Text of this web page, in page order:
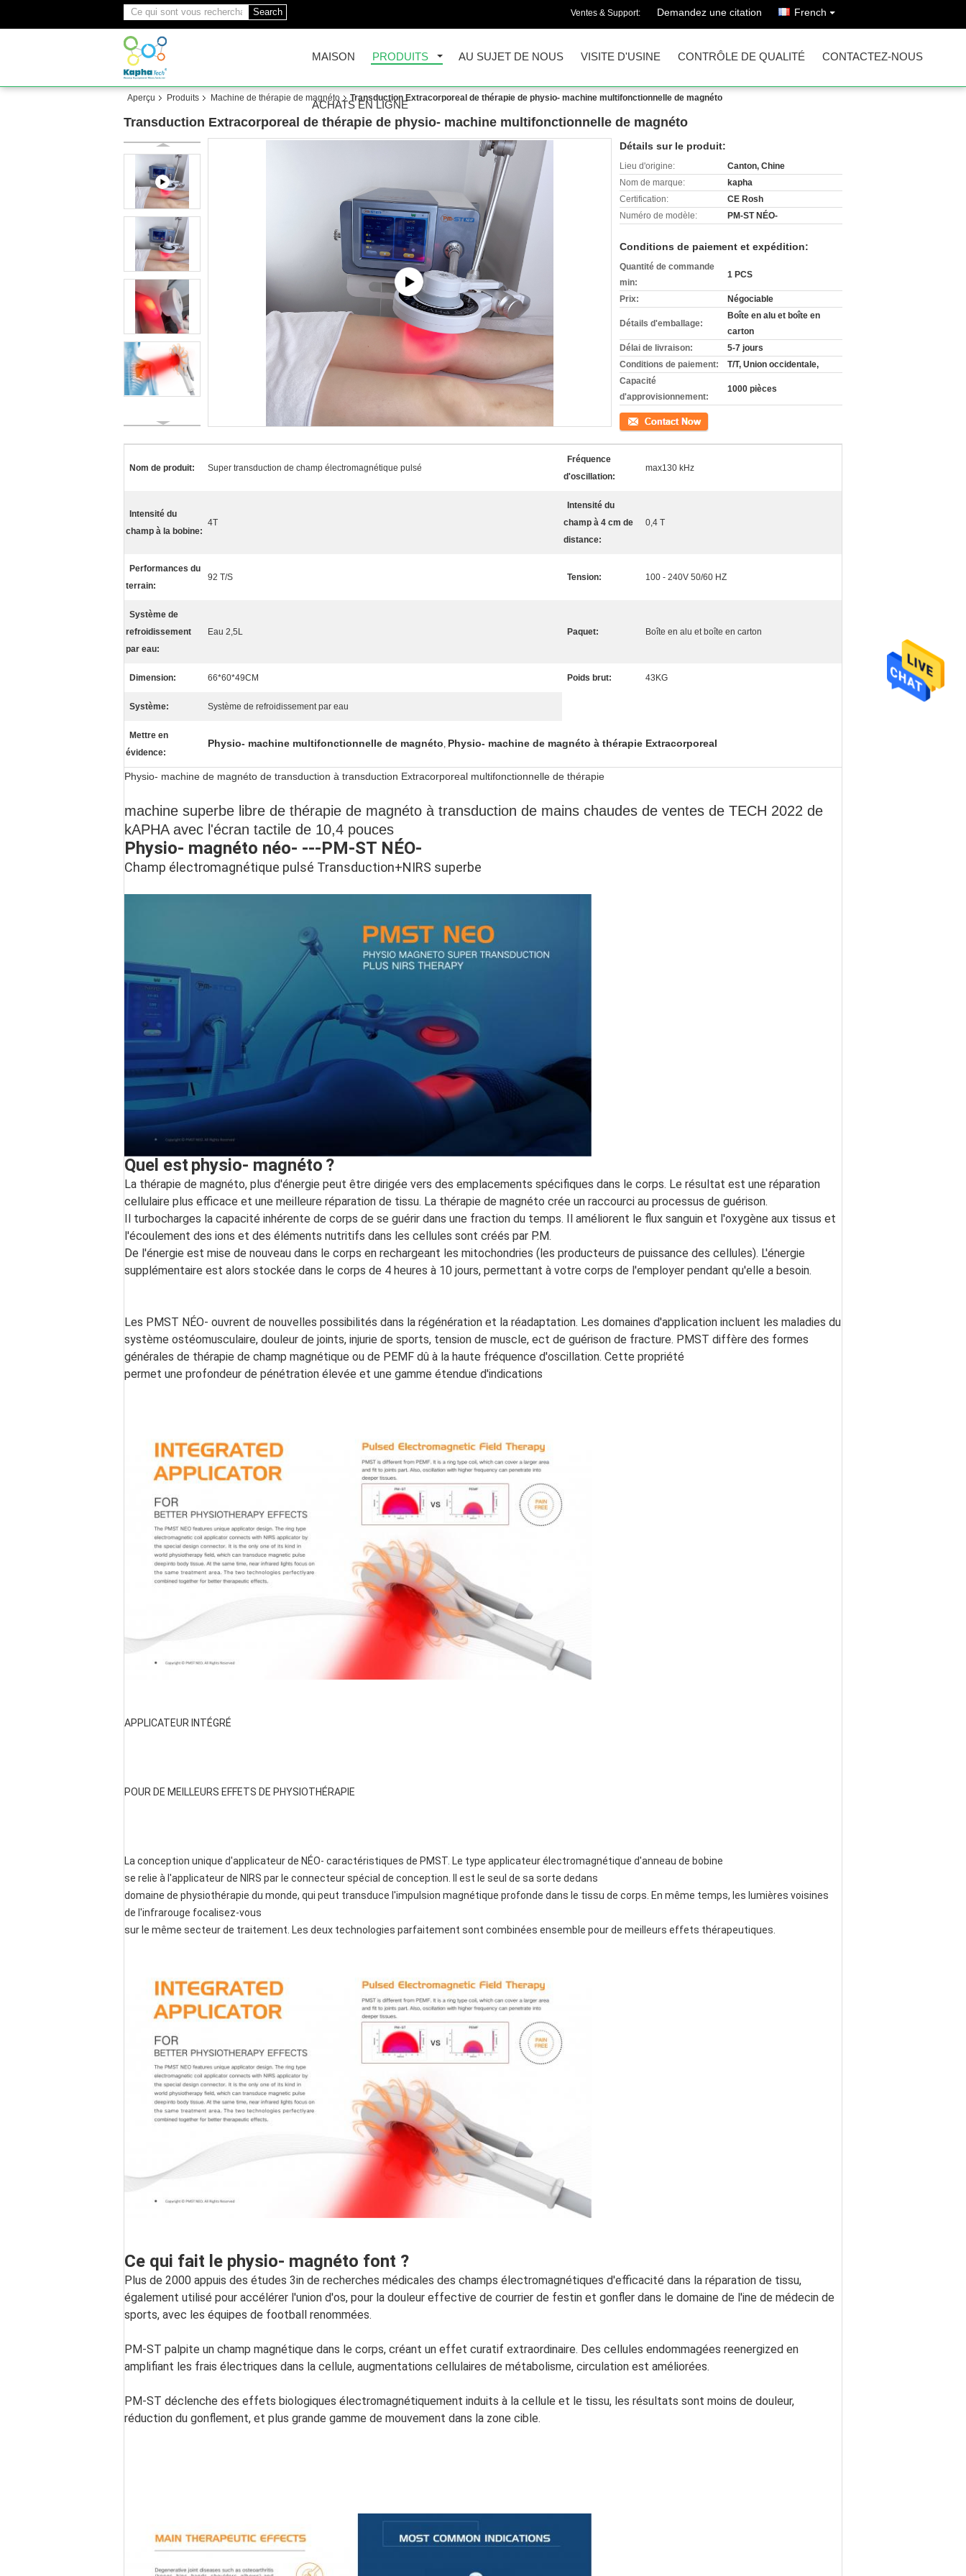
Search Ventes & Support: Demandez une citation French
MAISON PRODUITS AU SUJET DE NOUS VISITE D'USINE CONTRÔLE DE QUALITÉ CONTACTEZ-NOUS
ACHATS EN LIGNE
Aperçu Produits Machine de thérapie de magnéto Transduction Extracorporeal de thérapie de physio- machine multifonctionnelle de magnéto
Transduction Extracorporeal de thérapie de physio- machine multifonctionnelle de magnéto
Détails sur le produit:
Lieu d'origine:
Canton, Chine
Nom de marque:
kapha
Certification:
CE Rosh
Numéro de modèle:
PM-ST NÉO-
Conditions de paiement et expédition:
Quantité de commande
min:
1 PCS
Prix: Négociable
Détails d'emballage:
Boîte en alu et boîte en
carton
Délai de livraison:
5-7 jours
Conditions de paiement:
T/T, Union occidentale,
Capacité
d'approvisionnement:
1000 pièces
Contact
Nom de produit: Super transduction de champ électromagnétique pulsé
Fréquence
d'oscillation:
max130 kHz
Intensité du
champ à la bobine:
4T
Intensité du
champ à 4 cm de
distance:
0,4 T
Performances du
terrain:
92 T/S Tension: 100 - 240V 50/60 HZ
Système de
refroidissement
par eau:
Eau 2,5L Paquet: Boîte en alu et boîte en carton
Dimension: 66*60*49CM Poids brut: 43KG
Système: Système de refroidissement par eau
Mettre en
évidence:
Physio- machine multifonctionnelle de magnéto, Physio- machine de magnéto à thérapie Extracorporeal
Physio- machine de magnéto de transduction à transduction Extracorporeal multifonctionnelle de thérapie
machine superbe libre de thérapie de magnéto à transduction de mains chaudes de ventes de TECH 2022 de
kAPHA avec l'écran tactile de 10,4 pouces
Physio- magnéto néo- ---PM-ST NÉO-
Champ électromagnétique pulsé Transduction+NIRS superbe
Quel est physio- magnéto ?
La thérapie de magnéto, plus d'énergie peut être dirigée vers des emplacements spécifiques dans le corps. Le résultat est une réparation
cellulaire plus efficace et une meilleure réparation de tissu. La thérapie de magnéto crée un raccourci au processus de guérison.
Il turbocharges la capacité inhérente de corps de se guérir dans une fraction du temps. Il améliorent le flux sanguin et l'oxygène aux tissus et
l'écoulement des ions et des éléments nutritifs dans les cellules sont créés par P.M.
De l'énergie est mise de nouveau dans le corps en rechargeant les mitochondries (les producteurs de puissance des cellules). L'énergie
supplémentaire est alors stockée dans le corps de 4 heures à 10 jours, permettant à votre corps de l'employer pendant qu'elle a besoin.
Les PMST NÉO- ouvrent de nouvelles possibilités dans la régénération et la réadaptation. Les domaines d'application incluent les maladies du
système ostéomusculaire, douleur de joints, injurie de sports, tension de muscle, ect de guérison de fracture. PMST diffère des formes
générales de thérapie de champ magnétique ou de PEMF dû à la haute fréquence d'oscillation. Cette propriété
permet une profondeur de pénétration élevée et une gamme étendue d'indications
APPLICATEUR INTÉGRÉ
POUR DE MEILLEURS EFFETS DE PHYSIOTHÉRAPIE
La conception unique d'applicateur de NÉO- caractéristiques de PMST. Le type applicateur électromagnétique d'anneau de bobine
se relie à l'applicateur de NIRS par le connecteur spécial de conception. Il est le seul de sa sorte dedans
domaine de physiothérapie du monde, qui peut transduce l'impulsion magnétique profonde dans le tissu de corps. En même temps, les lumières voisines
de l'infrarouge focalisez-vous
sur le même secteur de traitement. Les deux technologies parfaitement sont combinées ensemble pour de meilleurs effets thérapeutiques.
Ce qui fait le physio- magnéto font ?
Plus de 2000 appuis des études 3in de recherches médicales des champs électromagnétiques d'efficacité dans la réparation de tissu,
également utilisé pour accélérer l'union d'os, pour la douleur effective de courrier de festin et gonfler dans le domaine de l'ine de médecin de
sports, avec les équipes de football renommées.
PM-ST palpite un champ magnétique dans le corps, créant un effet curatif extraordinaire. Des cellules endommagées reenergized en
amplifiant les frais électriques dans la cellule, augmentations cellulaires de métabolisme, circulation est améliorées.
PM-ST déclenche des effets biologiques électromagnétiquement induits à la cellule et le tissu, les résultats sont moins de douleur,
réduction du gonflement, et plus grande gamme de mouvement dans la zone cible.